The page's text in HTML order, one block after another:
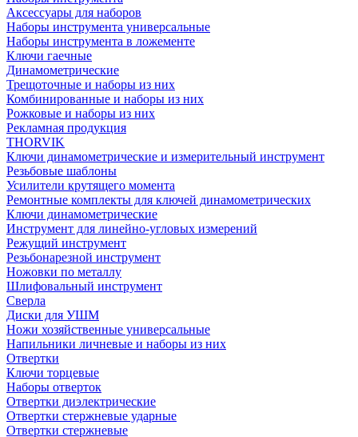
Аксессуары для наборов
Наборы инструмента универсальные
Наборы инструмента в ложементе
Ключи гаечные
Динамометрические
Трещоточные и наборы из них
Комбинированные и наборы из них
Рожковые и наборы из них
Рекламная продукция
THORVIK
Ключи динамометрические и измерительный инструмент
Резьбовые шаблоны
Усилители крутящего момента
Ремонтные комплекты для ключей динамометрических
Ключи динамометрические
Инструмент для линейно-угловых измерений
Режущий инструмент
Резьбонарезной инструмент
Ножовки по металлу
Шлифовальный инструмент
Сверла
Диски для УШМ
Ножи хозяйственные универсальные
Напильники личневые и наборы из них
Отвертки
Ключи торцевые
Наборы отверток
Отвертки диэлектрические
Отвертки стержневые ударные
Отвертки стержневые